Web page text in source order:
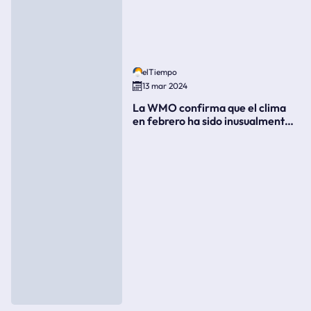
elTiempo
13 mar 2024
La WMO confirma que el clima
en febrero ha sido inusualmente